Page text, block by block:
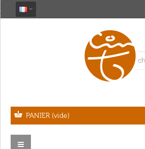
PANIER (vide)
Navigation